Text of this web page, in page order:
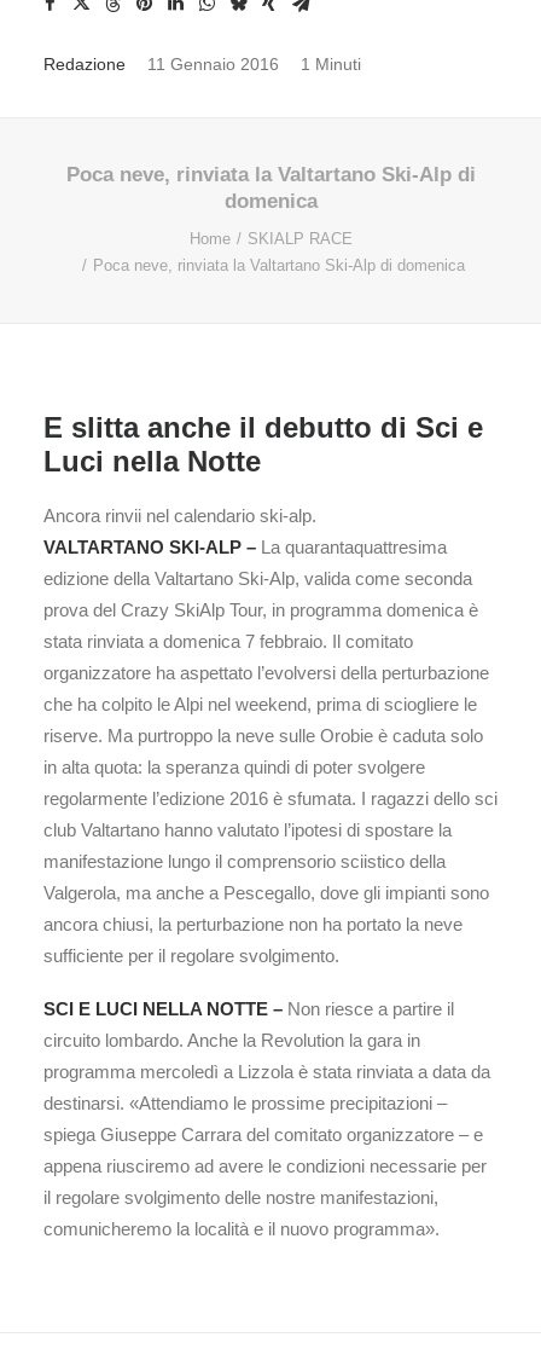
Redazione 11 Gennaio 2016 1 Minuti
Poca neve, rinviata la Valtartano Ski-Alp di
domenica
Home
SKIALP RACE
Poca neve, rinviata la Valtartano Ski-Alp di domenica
E slitta anche il debutto di Sci e
Luci nella Notte
Ancora rinvii nel calendario ski-alp.
VALTARTANO SKI-ALP – La quarantaquattresima
edizione della Valtartano Ski-Alp, valida come seconda
prova del Crazy SkiAlp Tour, in programma domenica è
stata rinviata a domenica 7 febbraio. Il comitato
organizzatore ha aspettato l’evolversi della perturbazione
che ha colpito le Alpi nel weekend, prima di sciogliere le
riserve. Ma purtroppo la neve sulle Orobie è caduta solo
in alta quota: la speranza quindi di poter svolgere
regolarmente l’edizione 2016 è sfumata. I ragazzi dello sci
club Valtartano hanno valutato l’ipotesi di spostare la
manifestazione lungo il comprensorio sciistico della
Valgerola, ma anche a Pescegallo, dove gli impianti sono
ancora chiusi, la perturbazione non ha portato la neve
sufficiente per il regolare svolgimento.
SCI E LUCI NELLA NOTTE – Non riesce a partire il
circuito lombardo. Anche la Revolution la gara in
programma mercoledì a Lizzola è stata rinviata a data da
destinarsi. «Attendiamo le prossime precipitazioni –
spiega Giuseppe Carrara del comitato organizzatore – e
appena riusciremo ad avere le condizioni necessarie per
il regolare svolgimento delle nostre manifestazioni,
comunicheremo la località e il nuovo programma».